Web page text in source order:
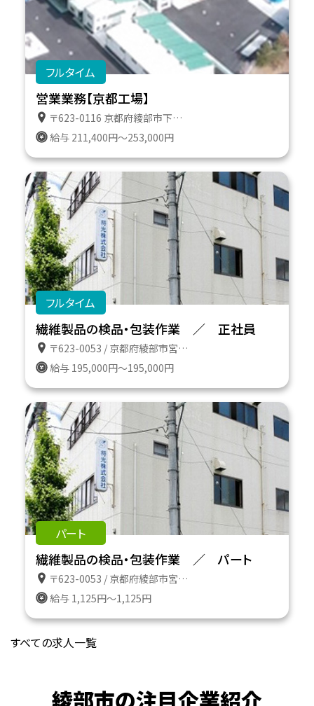
フルタイム
営業業務【京都工場】
〒623-0116 京都府綾部市下八田町上澤１０－５ 京都工場トラックターミナル
給与 211,400円～253,000円
フルタイム
繊維製品の検品・包装作業 ／ 正社員
〒623-0053 / 京都府綾部市宮代町前田１３の６
給与 195,000円～195,000円
パート
繊維製品の検品・包装作業 ／ パート
〒623-0053 / 京都府綾部市宮代町前田１３の６
給与 1,125円～1,125円
すべての求人一覧
綾部市の注目企業紹介